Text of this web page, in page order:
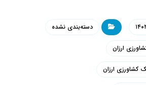
دسته‌بندی نشده
ارزان
کشاورزی ارزان